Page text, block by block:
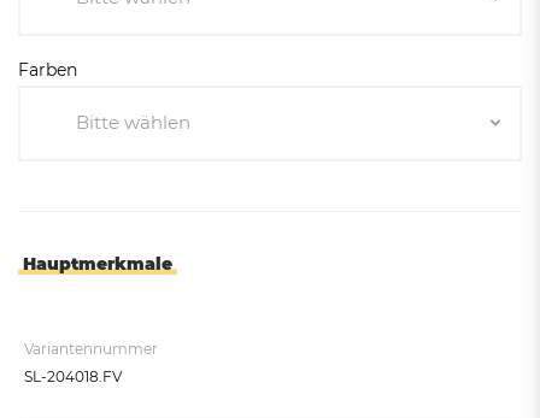
Mit Bodenplatte
Farben
Bitte wählen
Rost-Corten-Aspekt
Enzianblau RAL 5010
Hauptmerkmale
Variantennummer
SL-204018.FV